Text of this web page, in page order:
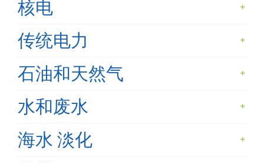
核电
传统电力
石油和天然气
水和废水
海水 淡化